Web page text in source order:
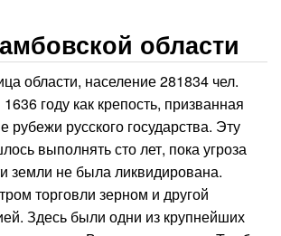
области
области, население 281834 чел.
году как крепость, призванная
русского государства. Эту
выполнять сто лет, пока угроза
земли не была ликвидирована.
торговли зерном и другой
Здесь были одни из крупнейших